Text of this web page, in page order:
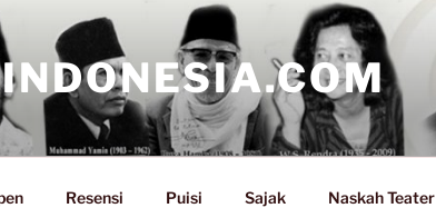
Resensi Puisi Sajak Naskah Teater